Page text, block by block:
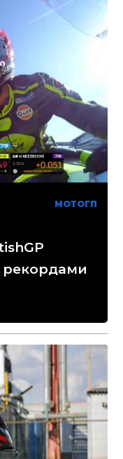
МОТОГП
рекордами